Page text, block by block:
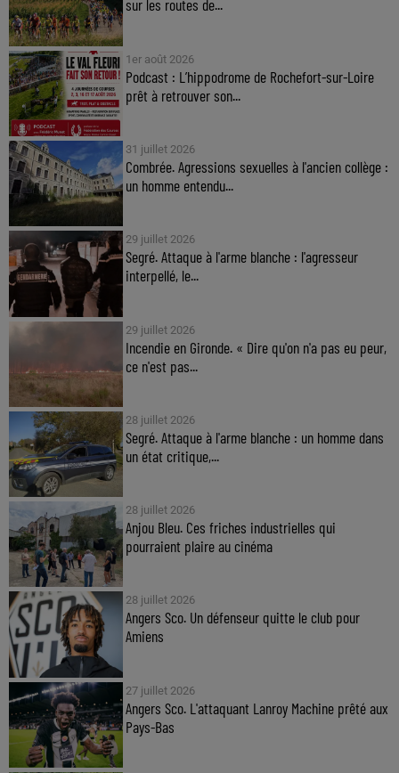
sur les routes de...
1er août 2026
Podcast : L’hippodrome de Rochefort-sur-Loire
prêt à retrouver son...
31 juillet 2026
Combrée. Agressions sexuelles à l'ancien collège :
un homme entendu...
29 juillet 2026
Segré. Attaque à l'arme blanche : l'agresseur
interpellé, le...
29 juillet 2026
Incendie en Gironde. « Dire qu'on n'a pas eu peur,
ce n'est pas...
28 juillet 2026
Segré. Attaque à l'arme blanche : un homme dans
un état critique,...
28 juillet 2026
Anjou Bleu. Ces friches industrielles qui
pourraient plaire au cinéma
28 juillet 2026
Angers Sco. Un défenseur quitte le club pour
Amiens
27 juillet 2026
Angers Sco. L'attaquant Lanroy Machine prêté aux
Pays-Bas